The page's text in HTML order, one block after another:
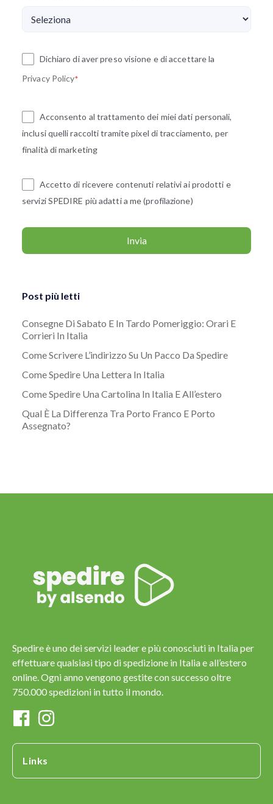
Dichiaro di aver preso visione e di accettare la
Privacy Policy*
Acconsento al trattamento dei miei dati personali,
inclusi quelli raccolti tramite pixel di tracciamento, per
finalità di marketing
Accetto di ricevere contenuti relativi ai prodotti e
servizi SPEDIRE più adatti a me (profilazione)
Post più letti
Consegne Di Sabato E In Tardo Pomeriggio: Orari E
Corrieri In Italia
Come Scrivere L’indirizzo Su Un Pacco Da Spedire
Come Spedire Una Lettera In Italia
Come Spedire Una Cartolina In Italia E All’estero
Qual È La Differenza Tra Porto Franco E Porto
Assegnato?
Spedire è uno dei servizi leader e più conosciuti in Italia per
effettuare qualsiasi tipo di spedizione in Italia e all’estero
online. Ogni anno vengono gestite con successo oltre
750.000 spedizioni in tutto il mondo.
Links